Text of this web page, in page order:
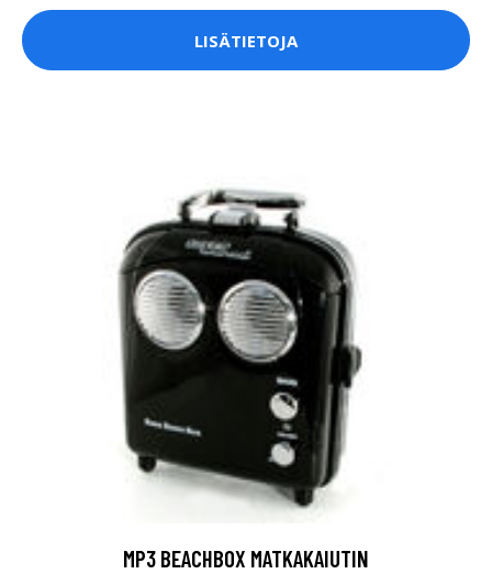
LISÄTIETOJA
MP3 BEACHBOX MATKAKAIUTIN